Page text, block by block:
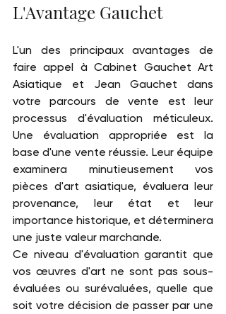
L'Avantage Gauchet
L'un des principaux avantages de
faire appel à Cabinet Gauchet Art
Asiatique et Jean Gauchet dans
votre parcours de vente est leur
processus d'évaluation méticuleux.
Une évaluation appropriée est la
base d'une vente réussie. Leur équipe
examinera minutieusement vos
pièces d'art asiatique, évaluera leur
provenance, leur état et leur
importance historique, et déterminera
une juste valeur marchande.
Ce niveau d'évaluation garantit que
vos œuvres d'art ne sont pas sous-
évaluées ou surévaluées, quelle que
soit votre décision de passer par une